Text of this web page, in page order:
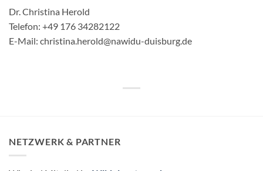
Dr. Christina Herold
Telefon: +49 176 34282122
E-Mail: christina.herold@nawidu-duisburg.de
NETZWERK & PARTNER